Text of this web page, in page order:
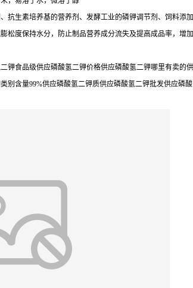
抗生素培养基的营养剂、发酵工业的磷钾调节剂、饲料添加
松度保持水分，防止制品营养成分流失及提高成品率，
钾食品级供应磷酸氢二钾价格供应磷酸氢二钾哪里有卖
别含量99%供应磷酸氢二钾质供应磷酸氢二钾批发供应